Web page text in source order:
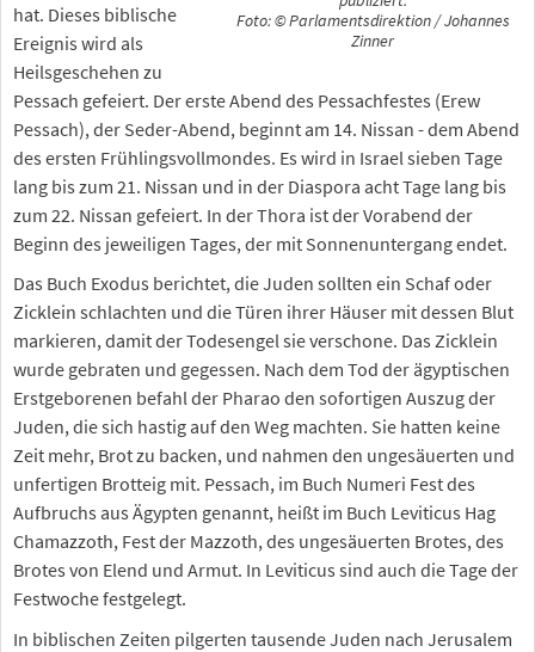
Foto: © Parlamentsdirektion / Johannes
Zinner
hat. Dieses biblische
Ereignis wird als
Heilsgeschehen zu
Pessach gefeiert. Der erste Abend des Pessachfestes (Erew
Pessach), der Seder-Abend, beginnt am 14. Nissan - dem Abend
des ersten Frühlingsvollmondes. Es wird in Israel sieben Tage
lang bis zum 21. Nissan und in der Diaspora acht Tage lang bis
zum 22. Nissan gefeiert. In der Thora ist der Vorabend der
Beginn des jeweiligen Tages, der mit Sonnenuntergang endet.
Das Buch Exodus berichtet, die Juden sollten ein Schaf oder
Zicklein schlachten und die Türen ihrer Häuser mit dessen Blut
markieren, damit der Todesengel sie verschone. Das Zicklein
wurde gebraten und gegessen. Nach dem Tod der ägyptischen
Erstgeborenen befahl der Pharao den sofortigen Auszug der
Juden, die sich hastig auf den Weg machten. Sie hatten keine
Zeit mehr, Brot zu backen, und nahmen den ungesäuerten und
unfertigen Brotteig mit. Pessach, im Buch Numeri Fest des
Aufbruchs aus Ägypten genannt, heißt im Buch Leviticus Hag
Chamazzoth, Fest der Mazzoth, des ungesäuerten Brotes, des
Brotes von Elend und Armut. In Leviticus sind auch die Tage der
Festwoche festgelegt.
In biblischen Zeiten pilgerten tausende Juden nach Jerusalem